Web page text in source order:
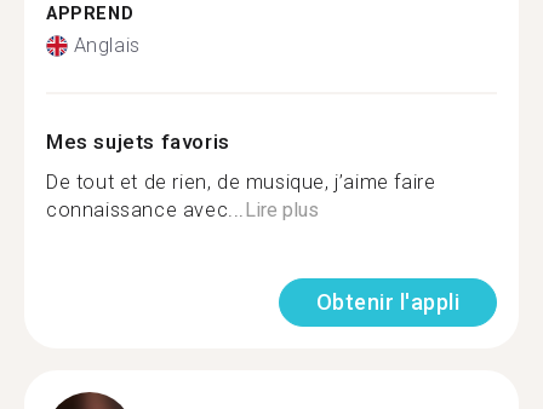
APPREND
Anglais
Mes sujets favoris
De tout et de rien, de musique, j’aime faire
connaissance avec...Lire plus
Obtenir l'appli